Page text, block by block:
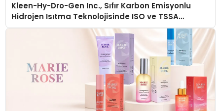
Kleen-Hy-Dro-Gen Inc., Sıfır Karbon Emisyonlu
Hidrojen Isıtma Teknolojisinde ISO ve TSSA
Düzenleyici Onaylarını Aldı